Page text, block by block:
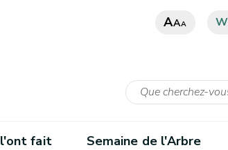
AAA
fait Semaine de l'Arbre